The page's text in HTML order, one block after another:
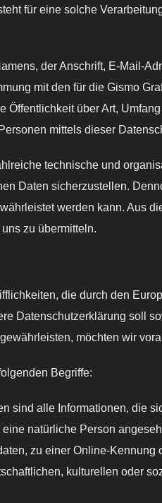
für eine solche
der Anschrift, E-Mail-
mit den für die Gismo
über Art,
mittels dieser
technische und
Daten sicherzustellen.
werden kann. Aus
zu übermitteln.
die durch den
Datenschutzerklärung soll
möchten wir
Begriffe:
sind alle Informationen, die
natürliche Person
zu einer Online-
kulturellen oder